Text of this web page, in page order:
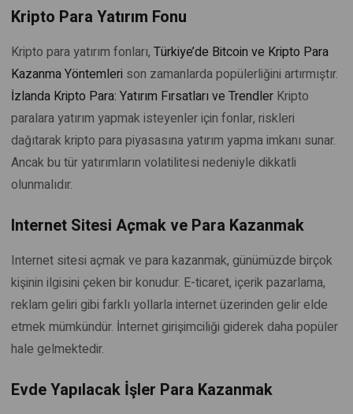
Kripto Para Yatırım Fonu
Kripto para yatırım fonları, Türkiye’de Bitcoin ve Kripto Para
Kazanma Yöntemleri son zamanlarda popülerliğini artırmıştır.
İzlanda Kripto Para: Yatırım Fırsatları ve Trendler Kripto
paralara yatırım yapmak isteyenler için fonlar, riskleri
dağıtarak kripto para piyasasına yatırım yapma imkanı sunar.
Ancak bu tür yatırımların volatilitesi nedeniyle dikkatli
olunmalıdır.
Internet Sitesi Açmak ve Para Kazanmak
Internet sitesi açmak ve para kazanmak, günümüzde birçok
kişinin ilgisini çeken bir konudur. E-ticaret, içerik pazarlama,
reklam geliri gibi farklı yollarla internet üzerinden gelir elde
etmek mümkündür. İnternet girişimciliği giderek daha popüler
hale gelmektedir.
Evde Yapılacak İşler Para Kazanmak